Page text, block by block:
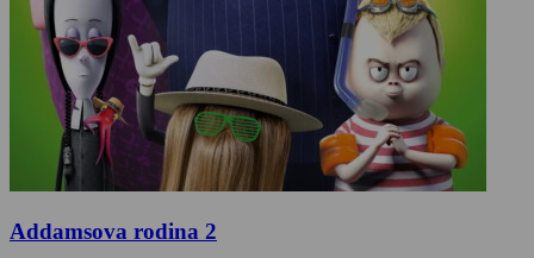
Addamsova rodina 2